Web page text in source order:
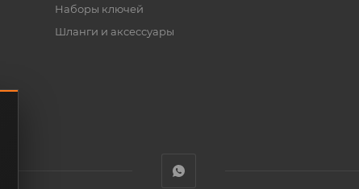
Наборы ключей
Шланги и аксессуары